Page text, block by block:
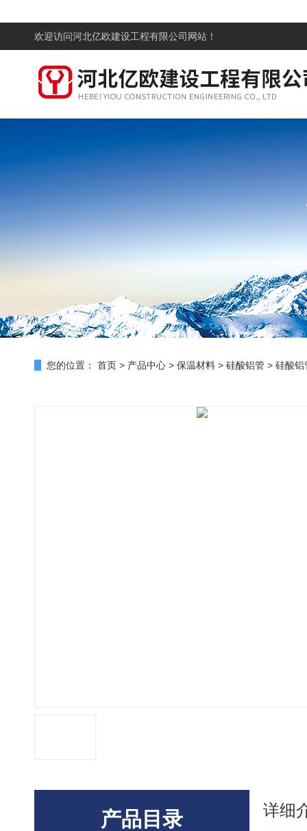
欢迎访问河北亿欧建设工程有限公司网站！
您的位置： 首页 > 产品中心 > 保温材料 > 硅酸铝管 > 硅酸铝
产品目录 详细